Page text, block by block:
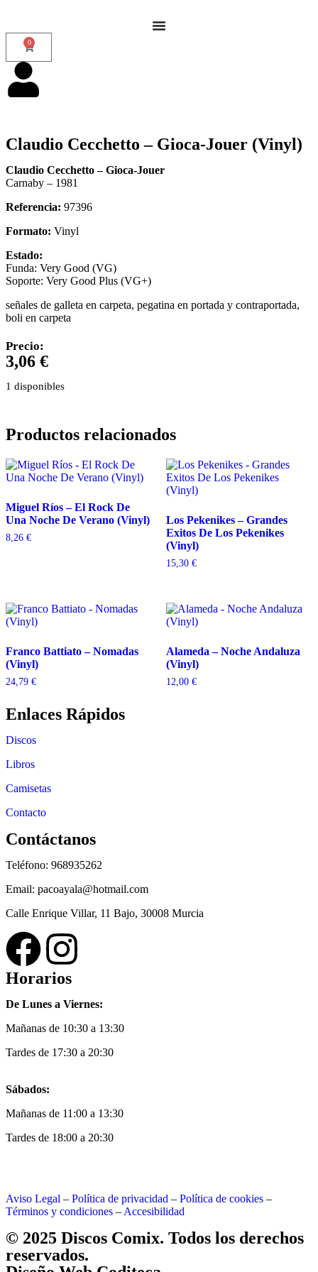
0
Claudio Cecchetto – Gioca-Jouer (Vinyl)
Claudio Cecchetto – Gioca-Jouer
Carnaby – 1981
Referencia: 97396
Formato: Vinyl
Estado:
Funda: Very Good (VG)
Soporte: Very Good Plus (VG+)
señales de galleta en carpeta, pegatina en portada y contraportada,
boli en carpeta
Precio:
3,06 €
1 disponibles
Productos relacionados
Miguel Ríos – El Rock De
Una Noche De Verano (Vinyl)
8,26 €
Los Pekenikes – Grandes
Exitos De Los Pekenikes
(Vinyl)
15,30 €
Franco Battiato – Nomadas
(Vinyl)
24,79 €
Alameda – Noche Andaluza
(Vinyl)
12,00 €
Enlaces Rápidos
Discos
Libros
Camisetas
Contacto
Contáctanos
Teléfono: 968935262
Email: pacoayala@hotmail.com
Calle Enrique Villar, 11 Bajo, 30008 Murcia
Horarios
De Lunes a Viernes:
Mañanas de 10:30 a 13:30
Tardes de 17:30 a 20:30
Sábados:
Mañanas de 11:00 a 13:30
Tardes de 18:00 a 20:30
Aviso Legal – Política de privacidad – Política de cookies –
Términos y condiciones – Accesibilidad
© 2025 Discos Comix. Todos los derechos
reservados.